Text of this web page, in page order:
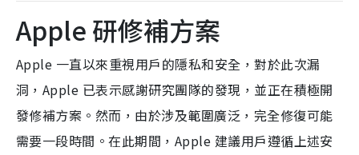
Apple 研修補方案
Apple 一直以來重視用戶的隱私和安全，對於此次漏
洞，Apple 已表示感謝研究團隊的發現，並正在積極開
發修補方案。然而，由於涉及範圍廣泛，完全修復可能
需要一段時間。在此期間，Apple 建議用戶遵循上述安